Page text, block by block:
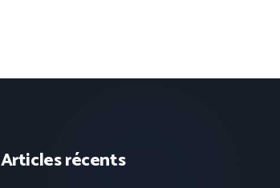
Articles récents